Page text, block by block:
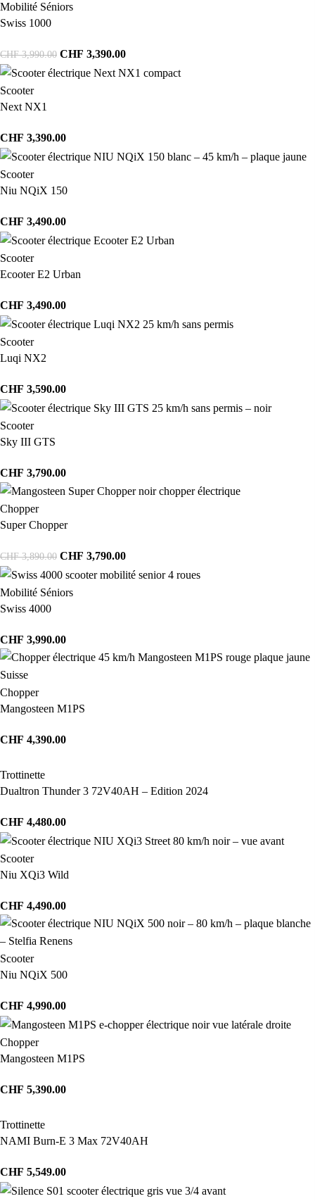
Mobilité Séniors
Swiss 1000
CHF3,990.00 CHF 3,390.00
Scooter
Next NX1
CHF 3,390.00
Scooter
Niu NQiX 150
CHF 3,490.00
Scooter
Ecooter E2 Urban
CHF 3,490.00
Scooter
Luqi NX2
CHF 3,590.00
Scooter
Sky III GTS
CHF 3,790.00
Chopper
Super Chopper
CHF3,890.00 CHF 3,790.00
Mobilité Séniors
Swiss 4000
CHF 3,990.00
Chopper
Mangosteen M1PS
CHF 4,390.00
Trottinette
Dualtron Thunder 3 72V40AH – Edition 2024
CHF 4,480.00
Scooter
Niu XQi3 Wild
CHF 4,490.00
Scooter
Niu NQiX 500
CHF 4,990.00
Chopper
Mangosteen M1PS
CHF 5,390.00
Trottinette
NAMI Burn-E 3 Max 72V40AH
CHF 5,549.00